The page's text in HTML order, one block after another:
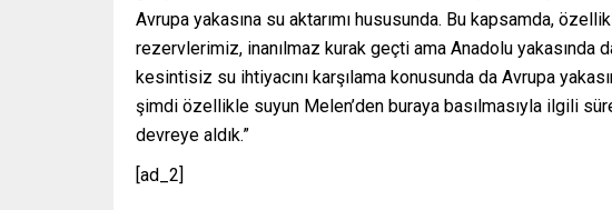
Avrupa yakasına su aktarımı hususunda. Bu kapsamda,
rezervlerimiz, inanılmaz kurak geçti ama Anadolu yakasında
kesintisiz su ihtiyacını karşılama konusunda da Avrupa
şimdi özellikle suyun Melen’den buraya basılmasıyla ilgili
devreye aldık.”
[ad_2]